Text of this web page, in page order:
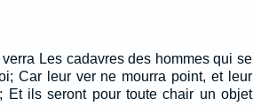
Les cadavres des hommes qui se
Car leur ver ne mourra point, et leur
Et ils seront pour toute chair un objet